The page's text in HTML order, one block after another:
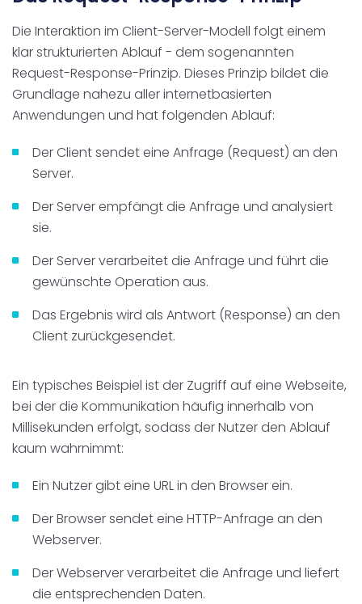
Die Interaktion im Client-Server-Modell folgt einem
klar strukturierten Ablauf - dem sogenannten
Request-Response-Prinzip. Dieses Prinzip bildet die
Grundlage nahezu aller internetbasierten
Anwendungen und hat folgenden Ablauf:
Der Client sendet eine Anfrage (Request) an den
Server.
Der Server empfängt die Anfrage und analysiert
sie.
Der Server verarbeitet die Anfrage und führt die
gewünschte Operation aus.
Das Ergebnis wird als Antwort (Response) an den
Client zurückgesendet.
Ein typisches Beispiel ist der Zugriff auf eine Webseite,
bei der die Kommunikation häufig innerhalb von
Millisekunden erfolgt, sodass der Nutzer den Ablauf
kaum wahrnimmt:
Ein Nutzer gibt eine URL in den Browser ein.
Der Browser sendet eine HTTP-Anfrage an den
Webserver.
Der Webserver verarbeitet die Anfrage und liefert
die entsprechenden Daten.